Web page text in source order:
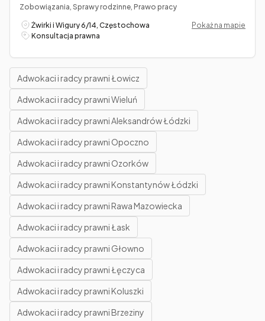
Zobowiązania, Sprawy rodzinne, Prawo pracy
Żwirki i Wigury 6/14, Częstochowa
Pokaż na mapie
Konsultacja prawna
Adwokaci i radcy prawni Łowicz
Adwokaci i radcy prawni Wieluń
Adwokaci i radcy prawni Aleksandrów Łódzki
Adwokaci i radcy prawni Opoczno
Adwokaci i radcy prawni Ozorków
Adwokaci i radcy prawni Konstantynów Łódzki
Adwokaci i radcy prawni Rawa Mazowiecka
Adwokaci i radcy prawni Łask
Adwokaci i radcy prawni Głowno
Adwokaci i radcy prawni Łęczyca
Adwokaci i radcy prawni Koluszki
Adwokaci i radcy prawni Brzeziny